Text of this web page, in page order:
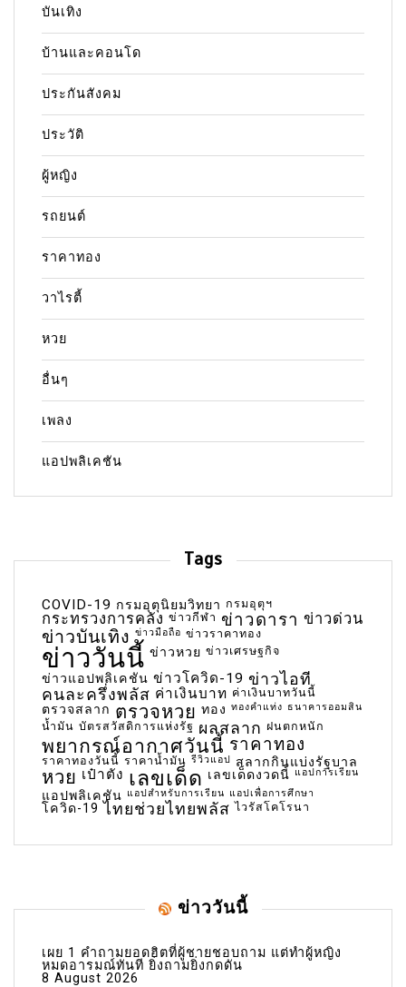
บันเทิง
บ้านและคอนโด
ประกันสังคม
ประวัติ
ผู้หญิง
รถยนต์
ราคาทอง
วาไรตี้
หวย
อื่นๆ
เพลง
แอปพลิเคชัน
Tags
COVID-19 กรมอุตุนิยมวิทยา กรมอุตุฯ
กระทรวงการคลัง ข่าวกีฬา ข่าวดารา ข่าวด่วน
ข่าวบันเทิง ข่าวมือถือ ข่าวราคาทอง
ข่าววันนี้ ข่าวหวย ข่าวเศรษฐกิจ
ข่าวแอปพลิเคชัน ข่าวโควิด-19 ข่าวไอที
คนละครึ่งพลัส ค่าเงินบาท ค่าเงินบาทวันนี้
ตรวจสลาก ตรวจหวย ทอง ทองคำแท่ง ธนาคารออมสิน
น้ำมัน บัตรสวัสดิการแห่งรัฐ ผลสลาก ฝนตกหนัก
พยากรณ์อากาศวันนี้ ราคาทอง
ราคาทองวันนี้ ราคาน้ำมัน รีวิวแอป สลากกินแบ่งรัฐบาล
หวย เป๋าตัง เลขเด็ด เลขเด็ดงวดนี้ แอปการเรียน
แอปพลิเคชัน แอปสำหรับการเรียน แอปเพื่อการศึกษา
โควิด-19 ไทยช่วยไทยพลัส ไวรัสโคโรนา
ข่าววันนี้
เผย 1 คำถามยอดฮิตที่ผู้ชายชอบถาม แต่ทำผู้หญิง
หมดอารมณ์ทันที ยิ่งถามยิ่งกดดัน
8 August 2026